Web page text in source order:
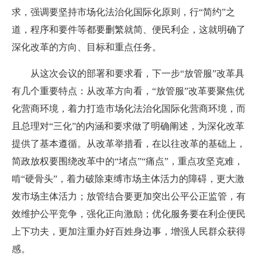
求，强调要坚持市场化法治化国际化原则，行“简约”之
道，程序和要件等都要删繁就简、便民利企，这就明确了
深化改革的方向、目标和重点任务。
从这次会议的部署和要求看，下一步“放管服”改革具
有几个重要特点：从改革方向看，“放管服”改革要聚焦优
化营商环境，着力打造市场化法治化国际化营商环境，而
且总理对“三化”的内涵和要求做了明确阐述，为深化改革
提供了基本遵循。从改革举措看，在以往改革的基础上，
简政放权要围绕改革中的“堵点”“痛点”，重点攻坚克难，
啃“硬骨头”，着力破除束缚市场主体活力的障碍，更大激
发市场主体活力；放管结合要更加突出公平公正监管，有
效维护公平竞争，强化正向激励；优化服务要在利企便民
上下功夫，更加注重办好百姓身边事，增强人民群众获得
感。